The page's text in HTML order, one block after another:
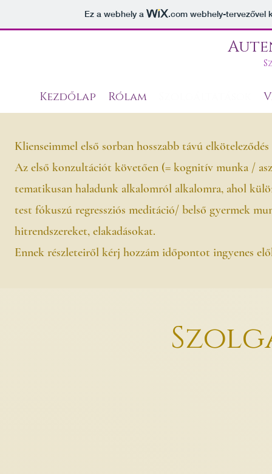
Ez a webhely a .comwebhely-tervezővel
Kezdőlap Rólam
Klienseimmel első sorban hosszabb távú
Az első konzultációt követően (= kognitív munka /
tematikusan haladunk alkalomról alkalomra, ahol
test fókuszú regressziós meditáció/ belső gyermek
hitrendszereket, elakadásokat.
Ennek részleteiről kérj hozzám időpontot ingyenes